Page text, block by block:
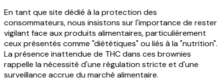
En tant que site dédié à la protection des
consommateurs, nous insistons sur l'importance de rester
vigilant face aux produits alimentaires, particulièrement
ceux présentés comme "diététiques" ou liés à la "nutrition".
La présence inattendue de THC dans ces brownies
rappelle la nécessité d'une régulation stricte et d'une
surveillance accrue du marché alimentaire.